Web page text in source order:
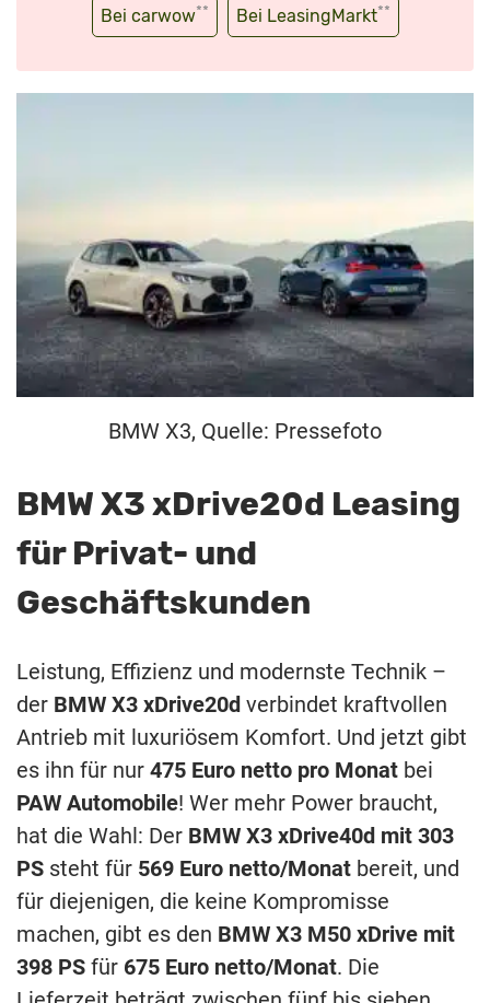
Bei carwow** Bei LeasingMarkt**
BMW X3, Quelle: Pressefoto
BMW X3 xDrive20d Leasing
für Privat- und
Geschäftskunden
Leistung, Effizienz und modernste Technik –
der BMW X3 xDrive20d verbindet kraftvollen
Antrieb mit luxuriösem Komfort. Und jetzt gibt
es ihn für nur 475 Euro netto pro Monat bei
PAW Automobile! Wer mehr Power braucht,
hat die Wahl: Der BMW X3 xDrive40d mit 303
PS steht für 569 Euro netto/Monat bereit, und
für diejenigen, die keine Kompromisse
machen, gibt es den BMW X3 M50 xDrive mit
398 PS für 675 Euro netto/Monat. Die